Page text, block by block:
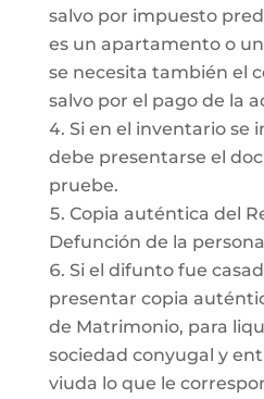
salvo por impuesto
es un apartamento o
se necesita también el
salvo por el pago de la
Si en el inventario se
debe presentarse el
pruebe.
Copia auténtica del
Defunción de la
Si el difunto fue
presentar copia
de Matrimonio, para
sociedad conyugal y
viuda lo que le